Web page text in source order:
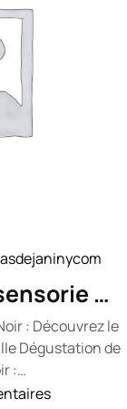
…
: Découvrez le
Dégustation de
:…